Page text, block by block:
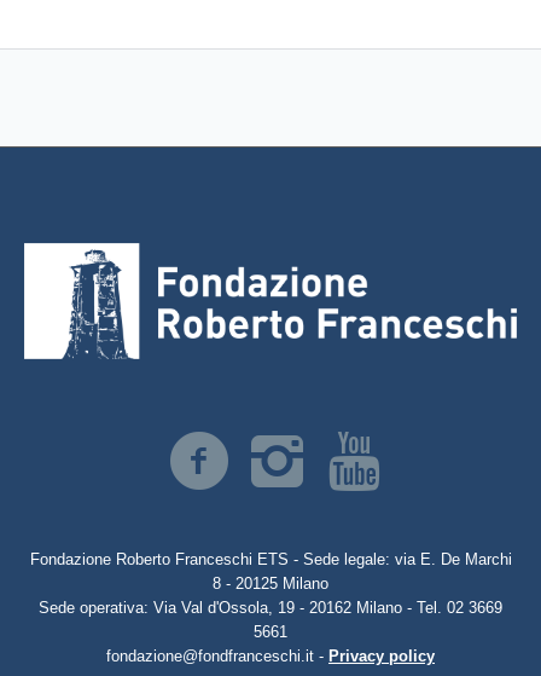
Fondazione Roberto Franceschi ETS - Sede legale: via E. De Marchi
8 - 20125 Milano
Sede operativa: Via Val d'Ossola, 19 - 20162 Milano - Tel. 02 3669
5661
fondazione@fondfranceschi.it - Privacy policy